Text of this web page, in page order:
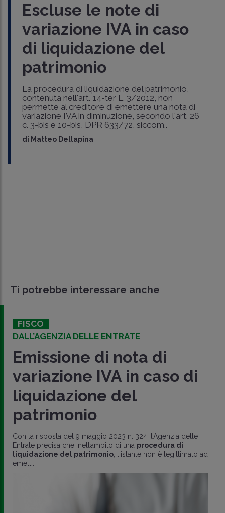
Escluse le note di
variazione IVA in caso
di liquidazione del
patrimonio
La procedura di liquidazione del patrimonio,
contenuta nell'art. 14-ter L. 3/2012, non
permette al creditore di emettere una nota di
variazione IVA in diminuzione, secondo l'art. 26
c. 3-bis e 10-bis, DPR 633/72, siccom..
di Matteo Dellapina
Ti potrebbe interessare anche
FISCO
DALL’AGENZIA DELLE ENTRATE
Emissione di nota di
variazione IVA in caso di
liquidazione del
patrimonio
Con la risposta del 9 maggio 2023 n. 324, l’Agenzia delle
Entrate precisa che, nell’ambito di una procedura di
liquidazione del patrimonio , l'istante non è legittimato ad
emett..